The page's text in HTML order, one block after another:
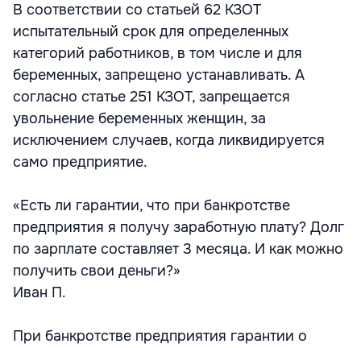
В соответствии со статьей 62 КЗОТ
испытательный срок для определенных
категорий работников, в том числе и для
беременных, запрещено устанавливать. А
согласно статье 251 КЗОТ, запрещается
увольнение беременных женщин, за
исключением случаев, когда ликвидируется
само предприятие.
«Есть ли гарантии, что при банкротстве
предприятия я получу заработную плату? Долг
по зарплате составляет 3 месяца. И как можно
получить свои деньги?»
Иван П.
При банкротстве предприятия гарантии о